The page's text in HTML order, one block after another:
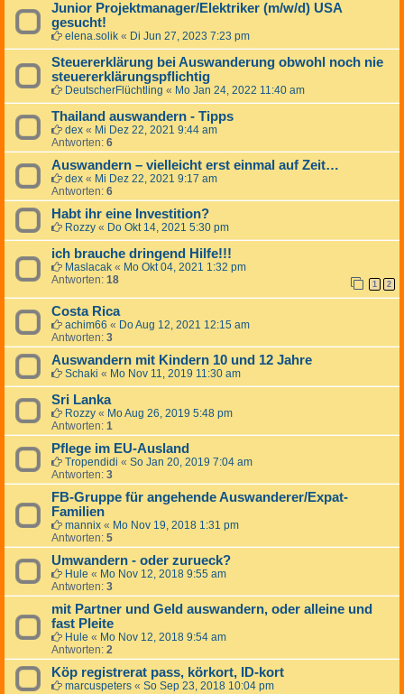
Junior Projektmanager/Elektriker (m/w/d) USA
gesucht!
elena.solik « Di Jun 27, 2023 7:23 pm
Steuererklärung bei Auswanderung obwohl noch nie
steuererklärungspflichtig
DeutscherFlüchtling « Mo Jan 24, 2022 11:40 am
Thailand auswandern - Tipps
dex « Mi Dez 22, 2021 9:44 am
Antworten: 6
Auswandern – vielleicht erst einmal auf Zeit…
dex « Mi Dez 22, 2021 9:17 am
Antworten: 6
Habt ihr eine Investition?
Rozzy « Do Okt 14, 2021 5:30 pm
ich brauche dringend Hilfe!!!
Maslacak « Mo Okt 04, 2021 1:32 pm
Antworten: 18 1 2
Costa Rica
achim66 « Do Aug 12, 2021 12:15 am
Antworten: 3
Auswandern mit Kindern 10 und 12 Jahre
Schaki « Mo Nov 11, 2019 11:30 am
Sri Lanka
Rozzy « Mo Aug 26, 2019 5:48 pm
Antworten: 1
Pflege im EU-Ausland
Tropendidi « So Jan 20, 2019 7:04 am
Antworten: 3
FB-Gruppe für angehende Auswanderer/Expat-
Familien
mannix « Mo Nov 19, 2018 1:31 pm
Antworten: 5
Umwandern - oder zurueck?
Hule « Mo Nov 12, 2018 9:55 am
Antworten: 3
mit Partner und Geld auswandern, oder alleine und
fast Pleite
Hule « Mo Nov 12, 2018 9:54 am
Antworten: 2
Köp registrerat pass, körkort, ID-kort
marcuspeters « So Sep 23, 2018 10:04 pm